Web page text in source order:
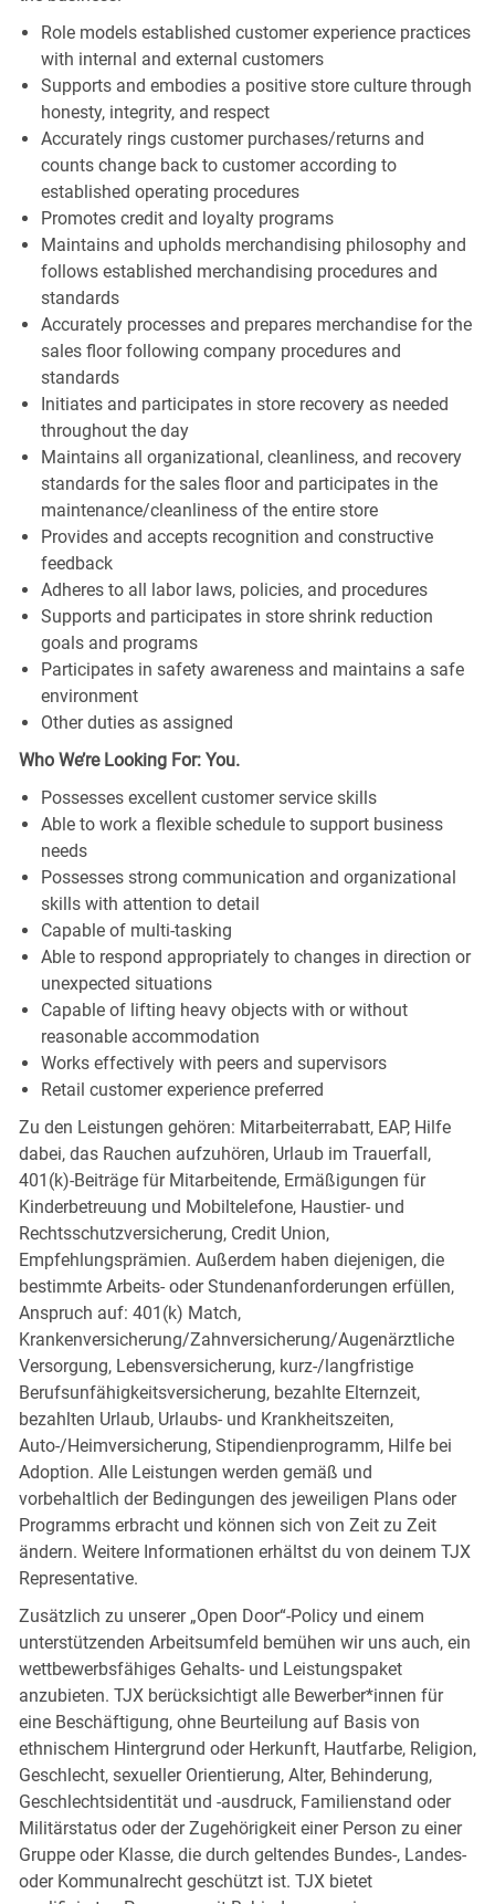
Role models established customer experience practices
with internal and external customers
Supports and embodies a positive store culture through
honesty, integrity, and respect
Accurately rings customer purchases/returns and
counts change back to customer according to
established operating procedures
Promotes credit and loyalty programs
Maintains and upholds merchandising philosophy and
follows established merchandising procedures and
standards
Accurately processes and prepares merchandise for the
sales floor following company procedures and
standards
Initiates and participates in store recovery as needed
throughout the day
Maintains all organizational, cleanliness, and recovery
standards for the sales floor and participates in the
maintenance/cleanliness of the entire store
Provides and accepts recognition and constructive
feedback
Adheres to all labor laws, policies, and procedures
Supports and participates in store shrink reduction
goals and programs
Participates in safety awareness and maintains a safe
environment
Other duties as assigned
Who We’re Looking For: You.
Possesses excellent customer service skills
Able to work a flexible schedule to support business
needs
Possesses strong communication and organizational
skills with attention to detail
Capable of multi-tasking
Able to respond appropriately to changes in direction or
unexpected situations
Capable of lifting heavy objects with or without
reasonable accommodation
Works effectively with peers and supervisors
Retail customer experience preferred
Zu den Leistungen gehören: Mitarbeiterrabatt, EAP, Hilfe
dabei, das Rauchen aufzuhören, Urlaub im Trauerfall,
401(k)-Beiträge für Mitarbeitende, Ermäßigungen für
Kinderbetreuung und Mobiltelefone, Haustier- und
Rechtsschutzversicherung, Credit Union,
Empfehlungsprämien. Außerdem haben diejenigen, die
bestimmte Arbeits- oder Stundenanforderungen erfüllen,
Anspruch auf: 401(k) Match,
Krankenversicherung/Zahnversicherung/Augenärztliche
Versorgung, Lebensversicherung, kurz-/langfristige
Berufsunfähigkeitsversicherung, bezahlte Elternzeit,
bezahlten Urlaub, Urlaubs- und Krankheitszeiten,
Auto-/Heimversicherung, Stipendienprogramm, Hilfe bei
Adoption. Alle Leistungen werden gemäß und
vorbehaltlich der Bedingungen des jeweiligen Plans oder
Programms erbracht und können sich von Zeit zu Zeit
ändern. Weitere Informationen erhältst du von deinem TJX
Representative.
Zusätzlich zu unserer „Open Door“-Policy und einem
unterstützenden Arbeitsumfeld bemühen wir uns auch, ein
wettbewerbsfähiges Gehalts- und Leistungspaket
anzubieten. TJX berücksichtigt alle Bewerber*innen für
eine Beschäftigung, ohne Beurteilung auf Basis von
ethnischem Hintergrund oder Herkunft, Hautfarbe, Religion,
Geschlecht, sexueller Orientierung, Alter, Behinderung,
Geschlechtsidentität und -ausdruck, Familienstand oder
Militärstatus oder der Zugehörigkeit einer Person zu einer
Gruppe oder Klasse, die durch geltendes Bundes-, Landes-
oder Kommunalrecht geschützt ist. TJX bietet